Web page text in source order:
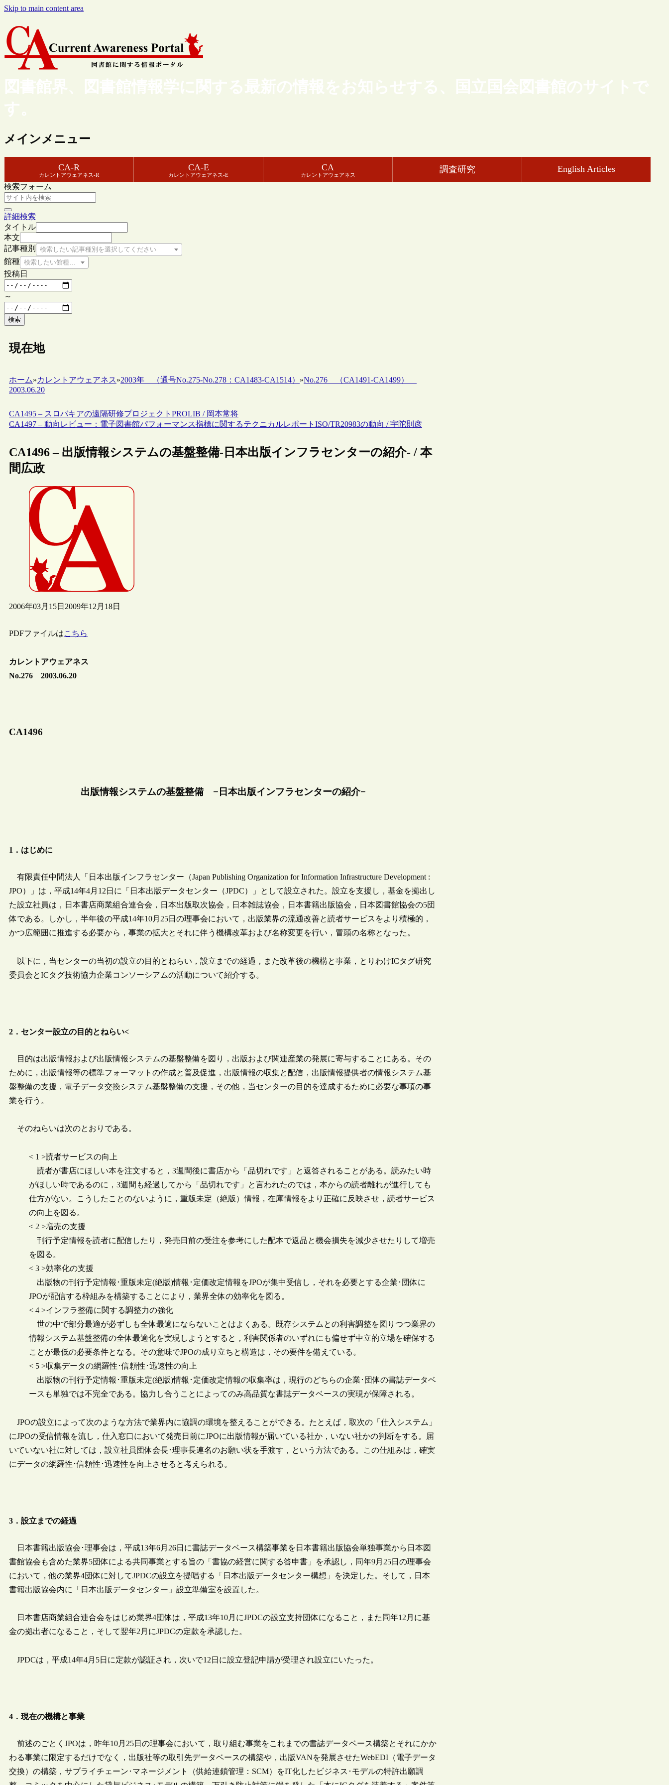
Skip to main content area
図書館界、図書館情報学に関する最新の情報をお知らせする、国立国会図書館のサイトで
す。
メインメニュー
CA-R
カレントアウェアネス-R
CA-E
カレントアウェアネス-E
CA
カレントアウェアネス
調査研究 English Articles
検索フォーム
詳細検索
タイトル
本文
記事種別
検索したい記事種別を選択してください
館種 検索したい館種を選択してください
投稿日
～
検索
現在地
ホーム»カレントアウェアネス»2003年 （通号No.275-No.278：CA1483-CA1514） »No.276 （CA1491-CA1499）
2003.06.20
CA1495 – スロバキアの遠隔研修プロジェクトPROLIB / 岡本常将
CA1497 – 動向レビュー：電子図書館パフォーマンス指標に関するテクニカルレポートISO/TR20983の動向 / 宇陀則彦
CA1496 – 出版情報システムの基盤整備-日本出版インフラセンターの紹介- / 本
間広政
2006年03月15日 2009年12月18日
PDFファイルはこちら
カレントアウェアネス
No.276 2003.06.20
CA1496
出版情報システムの基盤整備 −日本出版インフラセンターの紹介−
1．はじめに
有限責任中間法人「日本出版インフラセンター（Japan Publishing Organization for Information Infrastructure Development :
JPO）」は，平成14年4月12日に「日本出版データセンター（JPDC）」として設立された。設立を支援し，基金を拠出し
た設立社員は，日本書店商業組合連合会，日本出版取次協会，日本雑誌協会，日本書籍出版協会，日本図書館協会の5団
体である。しかし，半年後の平成14年10月25日の理事会において，出版業界の流通改善と読者サービスをより積極的，
かつ広範囲に推進する必要から，事業の拡大とそれに伴う機構改革および名称変更を行い，冒頭の名称となった。
以下に，当センターの当初の設立の目的とねらい，設立までの経過，また改革後の機構と事業，とりわけICタグ研究
委員会とICタグ技術協力企業コンソーシアムの活動について紹介する。
2．センター設立の目的とねらい<
目的は出版情報および出版情報システムの基盤整備を図り，出版および関連産業の発展に寄与することにある。その
ために，出版情報等の標準フォーマットの作成と普及促進，出版情報の収集と配信，出版情報提供者の情報システム基
盤整備の支援，電子データ交換システム基盤整備の支援，その他，当センターの目的を達成するために必要な事項の事
業を行う。
そのねらいは次のとおりである。
< 1 >読者サービスの向上
読者が書店にほしい本を注文すると，3週間後に書店から「品切れです」と返答されることがある。読みたい時
がほしい時であるのに，3週間も経過してから「品切れです」と言われたのでは，本からの読者離れが進行しても
仕方がない。こうしたことのないように，重版未定（絶版）情報，在庫情報をより正確に反映させ，読者サービス
の向上を図る。
< 2 >増売の支援
刊行予定情報を読者に配信したり，発売日前の受注を参考にした配本で返品と機会損失を減少させたりして増売
を図る。
< 3 >効率化の支援
出版物の刊行予定情報･重版未定(絶版)情報･定価改定情報をJPOが集中受信し，それを必要とする企業･団体に
JPOが配信する枠組みを構築することにより，業界全体の効率化を図る。
< 4 >インフラ整備に関する調整力の強化
世の中で部分最適が必ずしも全体最適にならないことはよくある。既存システムとの利害調整を図りつつ業界の
情報システム基盤整備の全体最適化を実現しようとすると，利害関係者のいずれにも偏せず中立的立場を確保する
ことが最低の必要条件となる。その意味でJPOの成り立ちと構造は，その要件を備えている。
< 5 >収集データの網羅性･信頼性･迅速性の向上
出版物の刊行予定情報･重版未定(絶版)情報･定価改定情報の収集率は，現行のどちらの企業･団体の書誌データベ
ースも単独では不完全である。協力し合うことによってのみ高品質な書誌データベースの実現が保障される。
JPOの設立によって次のような方法で業界内に協調の環境を整えることができる。たとえば，取次の「仕入システム」
にJPOの受信情報を流し，仕入窓口において発売日前にJPOに出版情報が届いている社か，いない社かの判断をする。届
いていない社に対しては，設立社員団体会長･理事長連名のお願い状を手渡す，という方法である。この仕組みは，確実
にデータの網羅性･信頼性･迅速性を向上させると考えられる。
3．設立までの経過
日本書籍出版協会･理事会は，平成13年6月26日に書誌データベース構築事業を日本書籍出版協会単独事業から日本図
書館協会も含めた業界5団体による共同事業とする旨の「書協の経営に関する答申書」を承認し，同年9月25日の理事会
において，他の業界4団体に対してJPDCの設立を提唱する「日本出版データセンター構想」を決定した。そして，日本
書籍出版協会内に「日本出版データセンター」設立準備室を設置した。
日本書店商業組合連合会をはじめ業界4団体は，平成13年10月にJPDCの設立支持団体になること，また同年12月に基
金の拠出者になること，そして翌年2月にJPDCの定款を承認した。
JPDCは，平成14年4月5日に定款が認証され，次いで12日に設立登記申請が受理され設立にいたった。
4．現在の機構と事業
前述のごとくJPOは，昨年10月25日の理事会において，取り組む事業をこれまでの書誌データベース構築とそれにかか
わる事業に限定するだけでなく，出版社等の取引先データベースの構築や，出版VANを発展させたWebEDI（電子データ
交換）の構築，サプライチェーン･マネージメント（供給連鎖管理：SCM）をIT化したビジネス･モデルの特許出願調